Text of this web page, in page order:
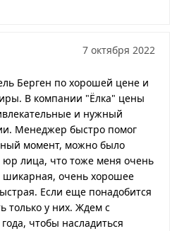
7 октября 2022
Берген по хорошей цене и
В компании "Ёлка" цены
и нужный
Менеджер быстро помог
момент, можно было
юр лица, что тоже меня очень
шикарная, очень хорошее
Если еще понадобится
только у них. Ждем с
чтобы насладиться